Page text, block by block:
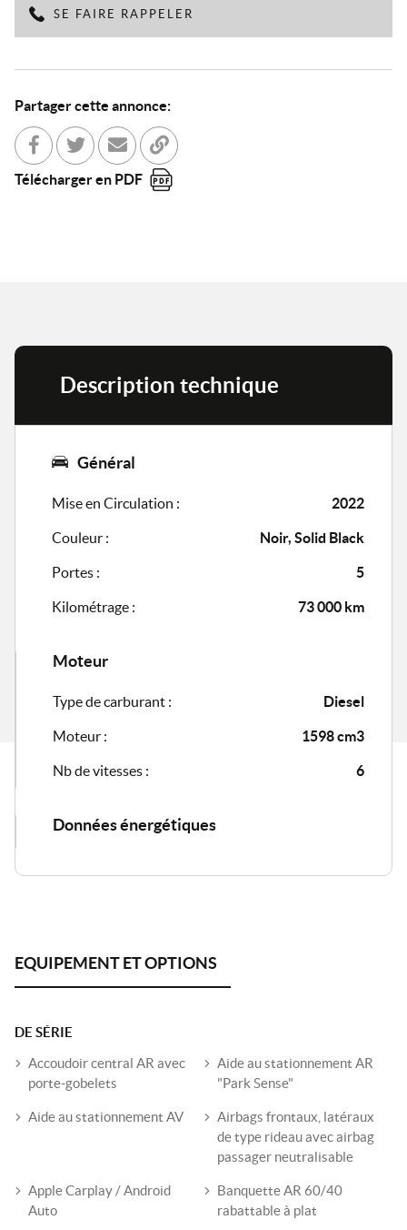
SE FAIRE RAPPELER
Partager cette annonce:
Partager sur Facebook
Partager sur Twitter
Envoyer à un ami
Copier dans le bloc-note
Télécharger en PDF
Description technique
Général
Mise en Circulation : 2022
Couleur : Noir, Solid Black
Portes : 5
Kilométrage : 73 000 km
Moteur
Type de carburant : Diesel
Moteur : 1598 cm3
Nb de vitesses : 6
Données énergétiques
DE SÉRIE
Accoudoir central AR avec
porte-gobelets
Aide au stationnement AR
"Park Sense"
Aide au stationnement AV
Airbags frontaux, latéraux
de type rideau avec airbag
passager neutralisable
Apple Carplay / Android
Auto
Banquette AR 60/40
rabattable à plat